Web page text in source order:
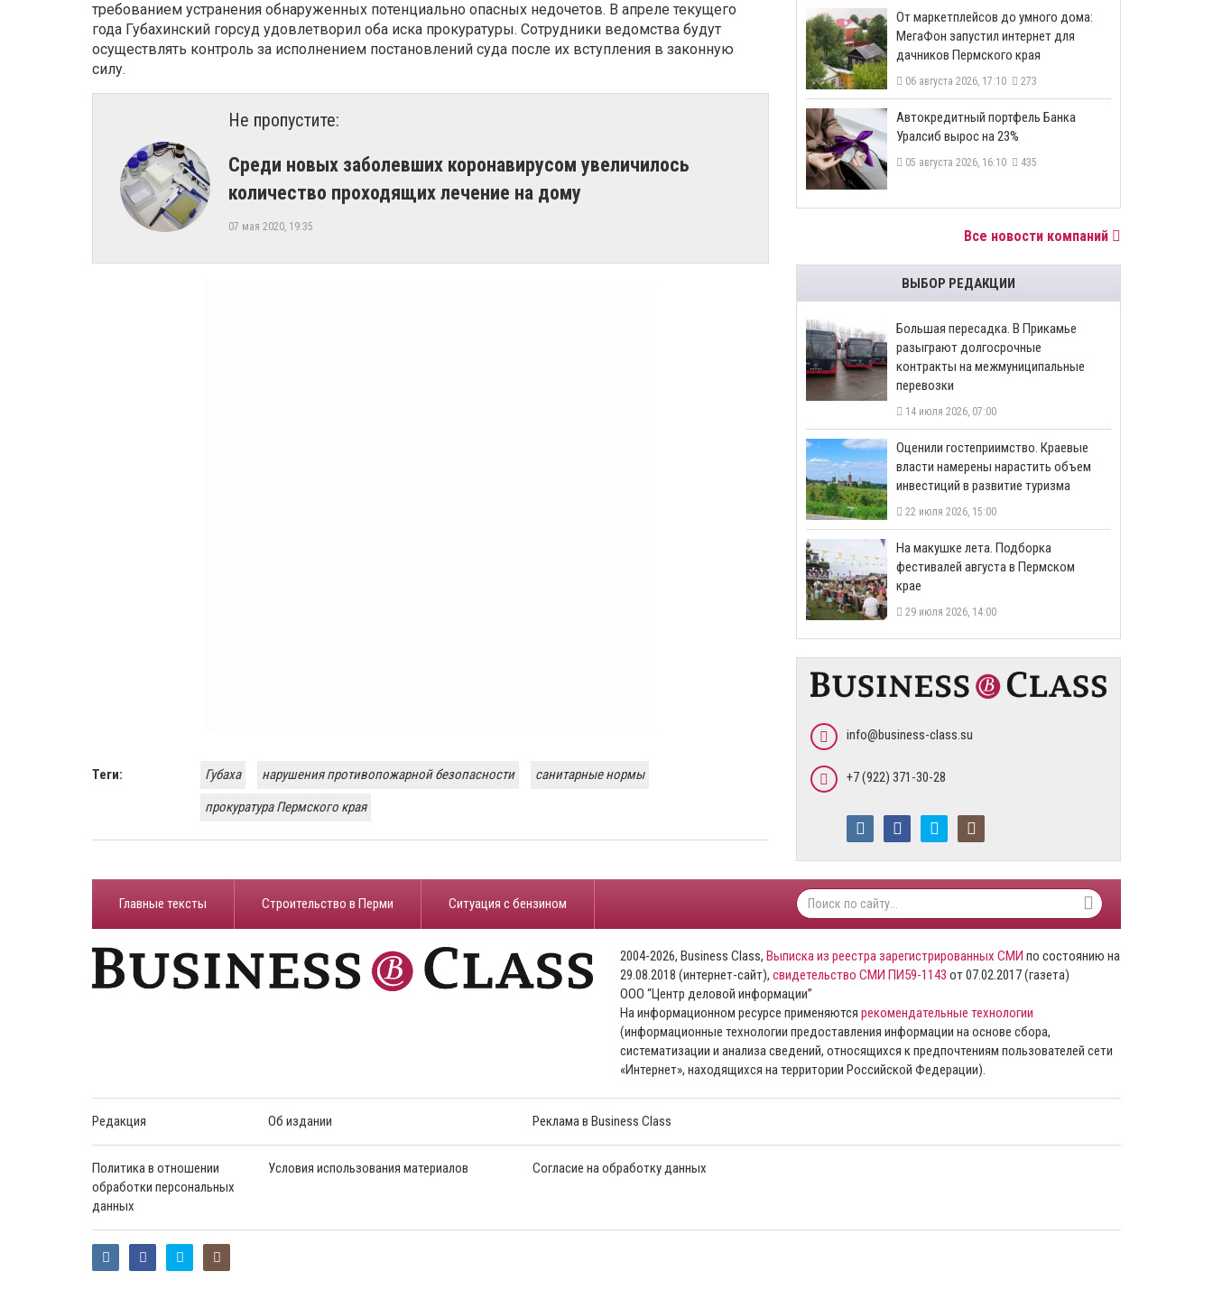
требованием устранения обнаруженных потенциально опасных недочетов. В апреле текущего
года Губахинский горсуд удовлетворил оба иска прокуратуры. Сотрудники ведомства будут
осуществлять контроль за исполнением постановлений суда после их вступления в законную
силу.
Не пропустите:
Среди новых заболевших коронавирусом увеличилось
количество проходящих лечение на дому
07 мая 2020, 19:35
Теги: Губаха нарушения противопожарной безопасности
санитарные нормы
прокуратура Пермского края
От маркетплейсов до умного дома:
МегаФон запустил интернет для
дачников Пермского края
06 августа 2026, 17:10 273
​Автокредитный портфель Банка
Уралсиб вырос на 23%
05 августа 2026, 16:10 435
Все новости компаний
ВЫБОР РЕДАКЦИИ
Большая пересадка. В Прикамье
разыграют долгосрочные
контракты на межмуниципальные
перевозки
14 июля 2026, 07:00
Оценили гостеприимство. Краевые
власти намерены нарастить объем
инвестиций в развитие туризма
22 июля 2026, 15:00
На макушке лета. Подборка
фестивалей августа в Пермском
крае
29 июля 2026, 14:00
info@business-class.su
+7 (922) 371-30-28
Главные тексты Строительство в Перми ​Ситуация с бензином
2004-2026, Business Class, Выписка из реестра зарегистрированных СМИ по состоянию на
29.08.2018 (интернет-сайт), свидетельство СМИ ПИ59-1143 от 07.02.2017 (газета)
ООО “Центр деловой информации”
На информационном ресурсе применяются рекомендательные технологии
(информационные технологии предоставления информации на основе сбора,
систематизации и анализа сведений, относящихся к предпочтениям пользователей сети
«Интернет», находящихся на территории Российской Федерации).
Редакция Об издании Реклама в Business Class
Политика в отношении
обработки персональных
данных
Условия использования материалов Согласие на обработку данных